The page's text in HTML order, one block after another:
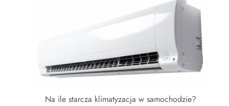
Na ile starcza klimatyzacja w samochodzie?